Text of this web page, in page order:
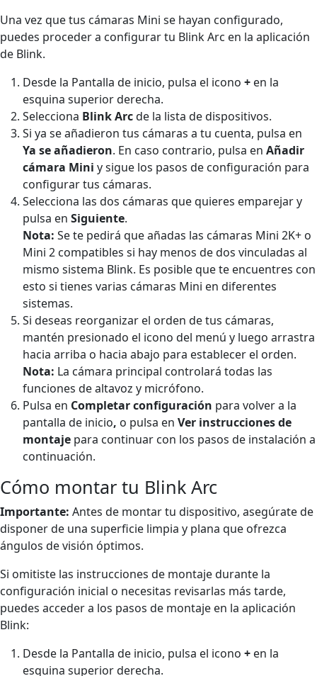
Una vez que tus cámaras Mini se hayan configurado,
puedes proceder a configurar tu Blink Arc en la aplicación
de Blink.
Desde la Pantalla de inicio, pulsa el icono + en la
esquina superior derecha.
Selecciona Blink Arcde la lista de dispositivos.
Si ya se añadieron tus cámaras a tu cuenta, pulsa en
Ya se añadieron. En caso contrario, pulsa en Añadir
cámara Mini y sigue los pasos de configuración para
configurar tus cámaras.
Selecciona las dos cámaras que quieres emparejar y
pulsa en Siguiente.
Nota: Se te pedirá que añadas las cámaras Mini 2K+ o
Mini 2 compatibles si hay menos de dos vinculadas al
mismo sistema Blink. Es posible que te encuentres con
esto si tienes varias cámaras Mini en diferentes
sistemas.
Si deseas reorganizar el orden de tus cámaras,
mantén presionado el icono del menú y luego arrastra
hacia arriba o hacia abajo para establecer el orden.
Nota: La cámara principal controlará todas las
funciones de altavoz y micrófono.
Pulsa en Completar configuración para volver a la
pantalla de inicio, o pulsa en Ver instrucciones de
montaje para continuar con los pasos de instalación a
continuación.
Cómo montar tu Blink Arc
Importante: Antes de montar tu dispositivo, asegúrate de
disponer de una superficie limpia y plana que ofrezca
ángulos de visión óptimos.
Si omitiste las instrucciones de montaje durante la
configuración inicial o necesitas revisarlas más tarde,
puedes acceder a los pasos de montaje en la aplicación
Blink:
Desde la Pantalla de inicio, pulsa el icono + en la
esquina superior derecha.